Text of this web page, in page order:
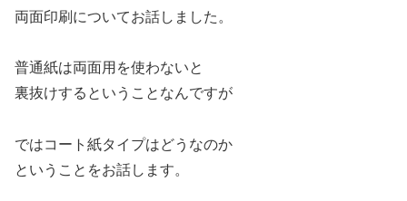
両面印刷についてお話しました。
普通紙は両面用を使わないと
裏抜けするということなんですが
ではコート紙タイプはどうなのか
ということをお話します。